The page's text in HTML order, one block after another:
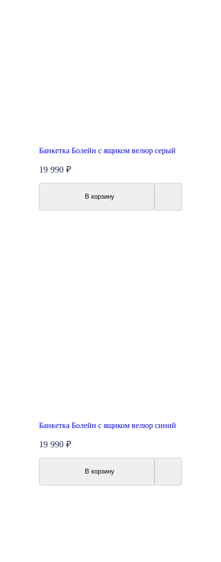
Банкетка Болейн с ящиком велюр серый
19 990 ₽
В корзину
Банкетка Болейн с ящиком велюр синий
19 990 ₽
В корзину